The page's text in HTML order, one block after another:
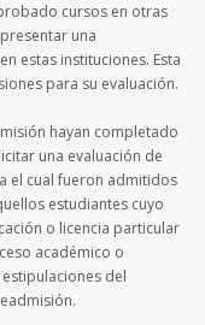
cursos en otras
una
estas instituciones. Esta
para su evaluación.
hayan completado
una evaluación de
el cual fueron admitidos
estudiantes cuyo
o licencia particular
académico o
del